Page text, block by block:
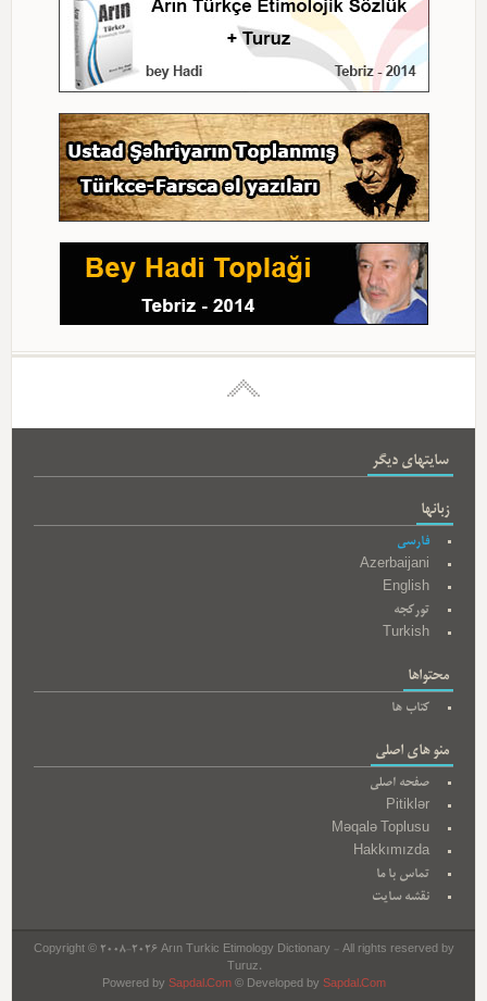
سایتهای دیگر
زبانها
فارسی
Azerbaijani
English
تورکجه
Turkish
محتواها
کتاب ها
منو های اصلی
صفحه اصلی
Pitiklər
Məqalə Toplusu
Hakkımızda
تماس با ما
نقشه سایت
Copyright © 2008-2026 Arın Turkic Etimology Dictionary - All rights reserved by
Turuz.
Powered by Sapdal.Com© Developed by Sapdal.Com